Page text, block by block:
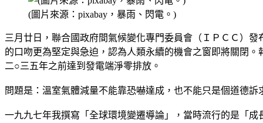
(圖片來源：pixabay，暴雨、閃電。)
三月廿日，聯合國政府間氣候變化專門委員會（ＩＰＣＣ）發
的口吻更為堅定與急迫，認為人類永續的機會之窗即將關閉
二○三五年之前達到發電端淨零排放。
問題是：溫室氣體減量不能靠恐嚇達成，也不能只是個道德
一九九七年我撰寫「全球環境變遷導論」，當時流行的是「成